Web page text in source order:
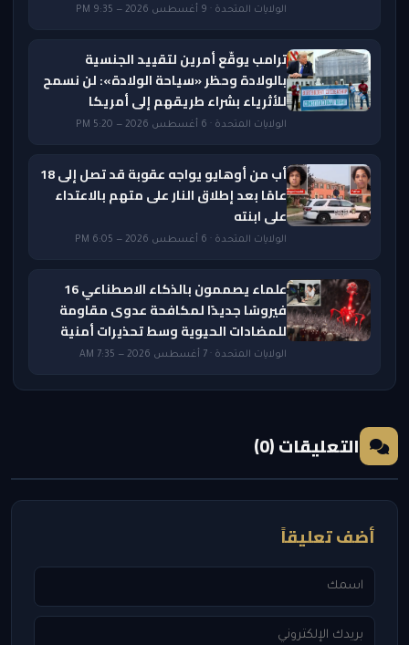
الولايات المتحدة · 9 أغسطس 2026 — 9:35 PM
ترامب يوقّع أمرين لتقييد الجنسية
بالولادة وحظر «سياحة الولادة»: لن نسمح
للأثرياء بشراء طريقهم إلى أمريكا
الولايات المتحدة · 6 أغسطس 2026 — 5:20 PM
أب من أوهايو يواجه عقوبة قد تصل إلى 18
عامًا بعد إطلاق النار على متهم بالاعتداء
على ابنته
الولايات المتحدة · 6 أغسطس 2026 — 6:05 PM
علماء يصممون بالذكاء الاصطناعي 16
فيروسًا جديدًا لمكافحة عدوى مقاومة
للمضادات الحيوية وسط تحذيرات أمنية
الولايات المتحدة · 7 أغسطس 2026 — 7:35 AM
التعليقات (0)
أضف تعليقاً